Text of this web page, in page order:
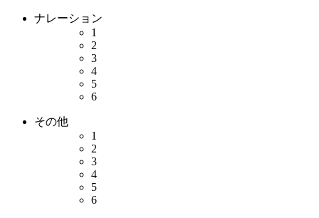
ナレーション
1
2
3
4
5
6
その他
1
2
3
4
5
6